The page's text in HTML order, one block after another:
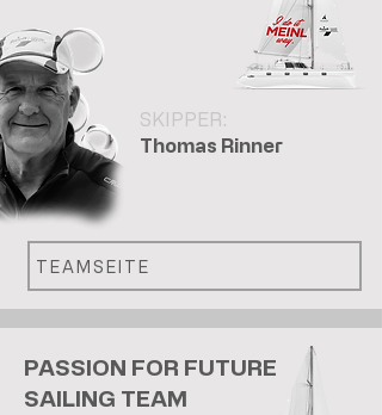
Thomas Rinner
SKIPPER:
TEAMSEITE
PASSION FOR FUTURE
SAILING TEAM